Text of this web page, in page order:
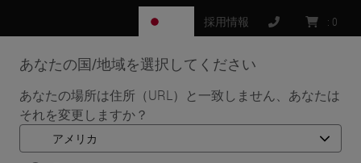
あなたの国/地域を選択してください
あなたの場所は住所（URL）と一致しません、あなたは
それを変更しますか？
採用情報 : 0
MENU
ホーム • Knowledge Pathway • Wendi Waugh